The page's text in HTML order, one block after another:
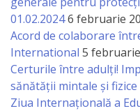
01.02.20246 februarie
Acord de colaborare
International 5
Certurile între adulți!
sănătății mintale și
Ziua Internațională a